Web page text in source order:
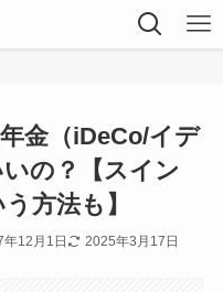
金（iDeCo/イデ
の？【スイン
方法も】
12月1日 2025年3月17日